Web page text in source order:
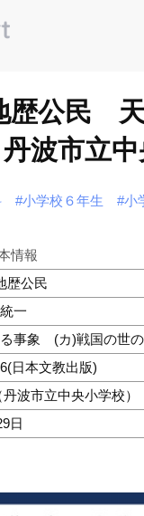
公民 天
丹波市立
#小学校６年生 #小
情報
歴公民
一
事象 (カ)戦国の世
日本文教出版)
波市立中央小学校）
日